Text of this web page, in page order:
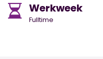
Werkweek
Fulltime